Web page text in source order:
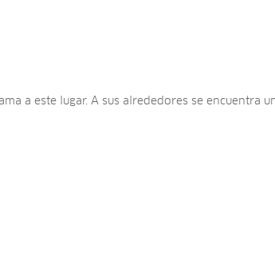
a este lugar. A sus alrededores se encuentra